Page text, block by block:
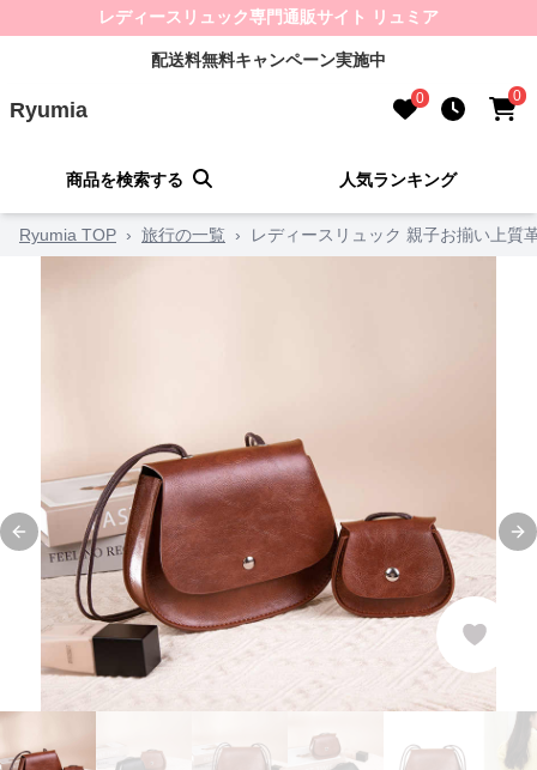
レディースリュック専門通販サイト リュミア
配送料無料キャンペーン実施中
Ryumia 0 0
商品を検索する 人気ランキング
Ryumia TOP › 旅行の一覧 › レディースリュック 親子お揃い上質
Previous slide